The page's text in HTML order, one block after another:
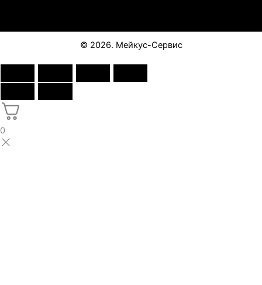
© 2026. Мейкус-Сервис
0